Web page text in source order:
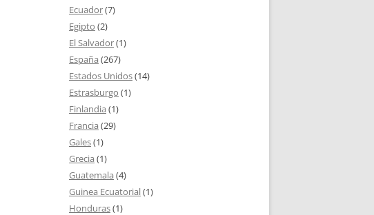
Ecuador(7)
Egipto (2)
El Salvador(1)
España (267)
Estados Unidos(14)
Estrasburgo (1)
Finlandia (1)
Francia (29)
Gales(1)
Grecia (1)
Guatemala (4)
Guinea Ecuatorial(1)
Honduras(1)